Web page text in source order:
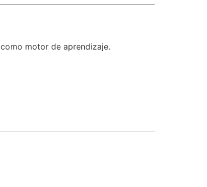
motor de aprendizaje.